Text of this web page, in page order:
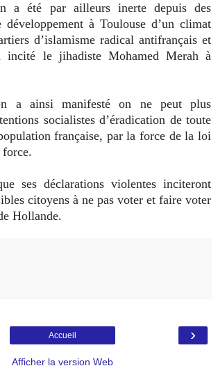
a été par ailleurs inerte depuis des
développement à Toulouse d’un climat
d’islamisme radical antifrançais et
incité le jihadiste Mohamed Merah à
a ainsi manifesté on ne peut plus
socialistes d’éradication de toute
française, par la force de la loi
ses déclarations violentes inciteront
citoyens à ne pas voter et faire voter
Hollande.
›
Accueil
Afficher la version Web